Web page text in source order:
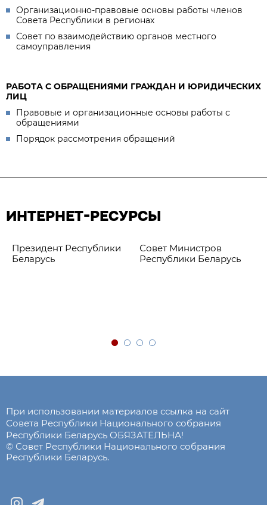
Организационно-правовые основы работы членов
Совета Республики в регионах
Совет по взаимодействию органов местного
самоуправления
РАБОТА С ОБРАЩЕНИЯМИ ГРАЖДАН И ЮРИДИЧЕСКИХ
ЛИЦ
Правовые и организационные основы работы с
обращениями
Порядок рассмотрения обращений
ИНТЕРНЕТ-РЕСУРСЫ
Президент Республики
Беларусь
Совет Министров
Республики Беларусь
При использовании материалов ссылка на сайт
Совета Республики Национального собрания
Республики Беларусь ОБЯЗАТЕЛЬНА!
© Совет Республики Национального собрания
Республики Беларусь.